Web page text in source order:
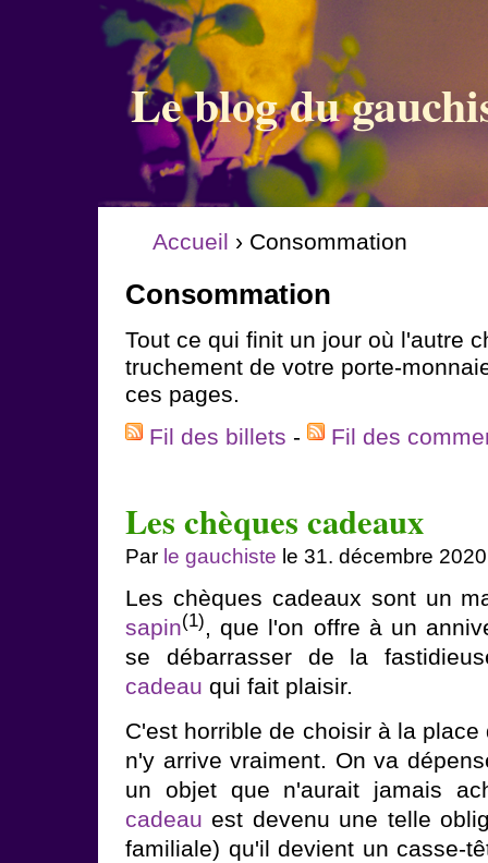
Le blog du
Accueil › Consommation
Consommation
Tout ce qui finit un jour où l'autre
truchement de votre porte-
ces pages.
Fil des billets - Fil des
Les chèques cadeaux
Par le gauchiste le 31. décembre
Les chèques cadeaux sont un
sapin(1), que l'on offre à un
se débarrasser de la
cadeau qui fait plaisir.
C'est horrible de choisir à la
n'y arrive vraiment. On va
un objet que n'aurait jamais
cadeau est devenu une telle
familiale) qu'il devient un casse-